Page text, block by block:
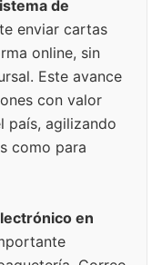
de
enviar cartas
online, sin
Este avance
con valor
país, agilizando
como para
en